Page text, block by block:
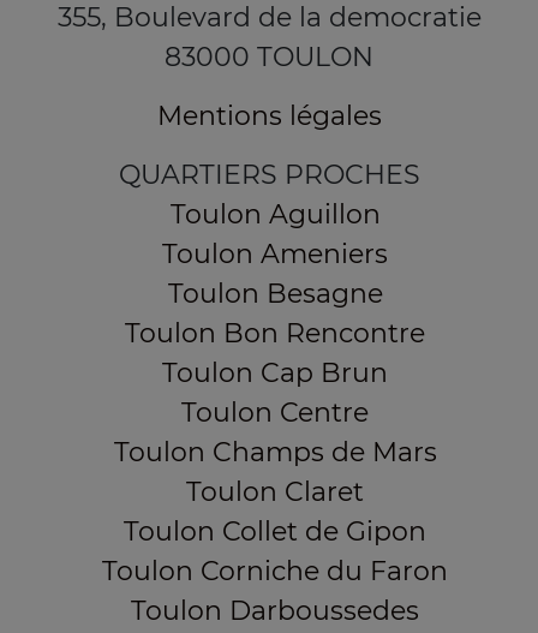
355, Boulevard de la democratie
83000 TOULON
Mentions légales
QUARTIERS PROCHES
Toulon Aguillon
Toulon Ameniers
Toulon Besagne
Toulon Bon Rencontre
Toulon Cap Brun
Toulon Centre
Toulon Champs de Mars
Toulon Claret
Toulon Collet de Gipon
Toulon Corniche du Faron
Toulon Darboussedes